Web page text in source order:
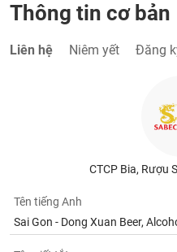
Thông tin cơ bản
Liên hệ Niêm yết Đăng
CTCP Bia, Rượu
Tên tiếng Anh
Sai Gon - Dong Xuan Beer,
liệu
chính